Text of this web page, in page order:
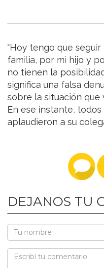
"Hoy tengo que
familia, por mi hijo y
no tienen la
significa una falsa
sobre la situación que
En ese instante,
aplaudieron a su
DEJANOS TU